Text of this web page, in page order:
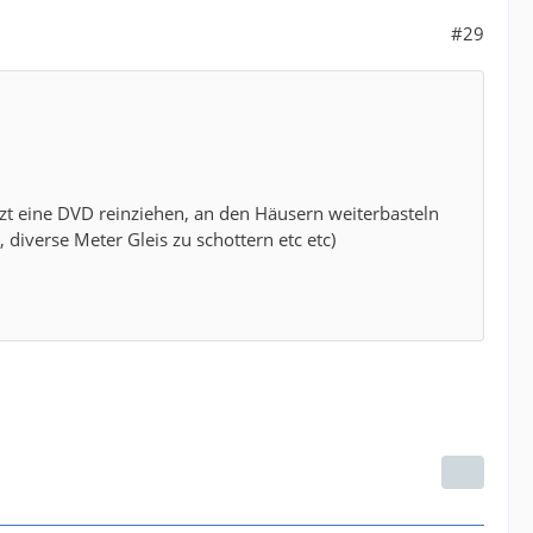
#29
eine DVD reinziehen, an den Häusern weiterbasteln
Meter Gleis zu schottern etc etc)